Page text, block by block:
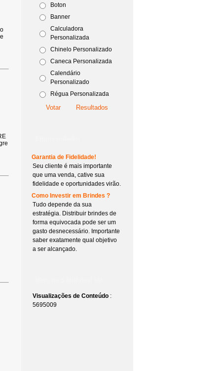
Boton
Banner
Calculadora
Personalizada
Chinelo Personalizado
Caneca Personalizada
Calendário
Personalizado
Régua Personalizada
Garantia de Fidelidade!
Seu cliente é mais importante
que uma venda, cative sua
fidelidade e oportunidades virão.
Como Investir em Brindes ?
Tudo depende da sua
estratégia. Distribuir brindes de
forma equivocada pode ser um
gasto desnecessário. Importante
saber exatamente qual objetivo
a ser alcançado.
Visualizações de Conteúdo :
5695009